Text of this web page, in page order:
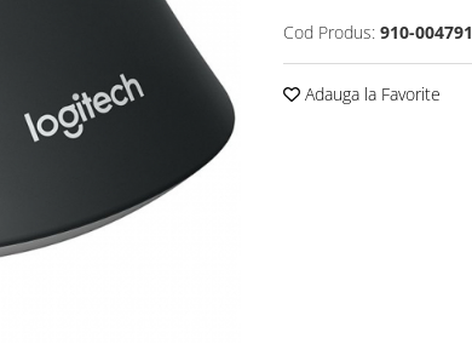
Cod Produs: 910-004791
Adauga la Favorite